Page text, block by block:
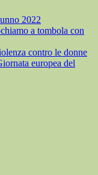
2022
a tombola con
contro le donne
europea del